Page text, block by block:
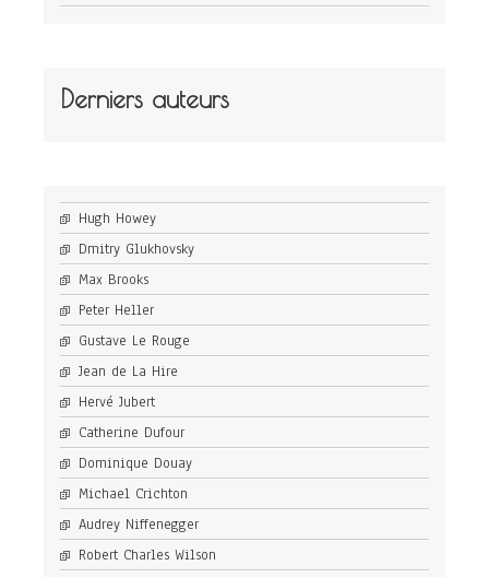
Derniers auteurs
Hugh Howey
Dmitry Glukhovsky
Max Brooks
Peter Heller
Gustave Le Rouge
Jean de La Hire
Hervé Jubert
Catherine Dufour
Dominique Douay
Michael Crichton
Audrey Niffenegger
Robert Charles Wilson